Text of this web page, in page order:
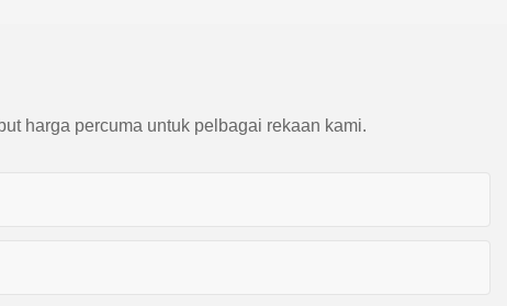
harga percuma untuk pelbagai rekaan kami.